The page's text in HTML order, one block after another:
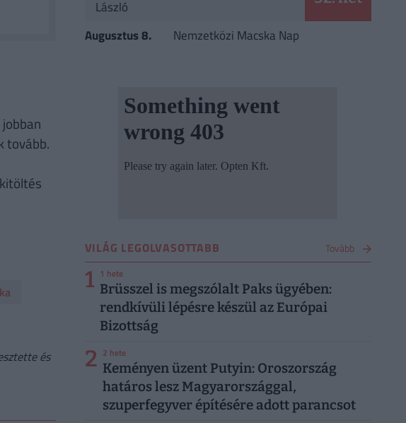
tovább.
és
László
Augusztus 8. Nemzetközi Macska Nap
VILÁG LEGOLVASOTTABB Tovább
1 1 hete
Brüsszel is megszólalt Paks ügyében:
rendkívüli lépésre készül az Európai
Bizottság
2 2 hete
Keményen üzent Putyin: Oroszország
határos lesz Magyarországgal,
szuperfegyver építésére adott parancsot